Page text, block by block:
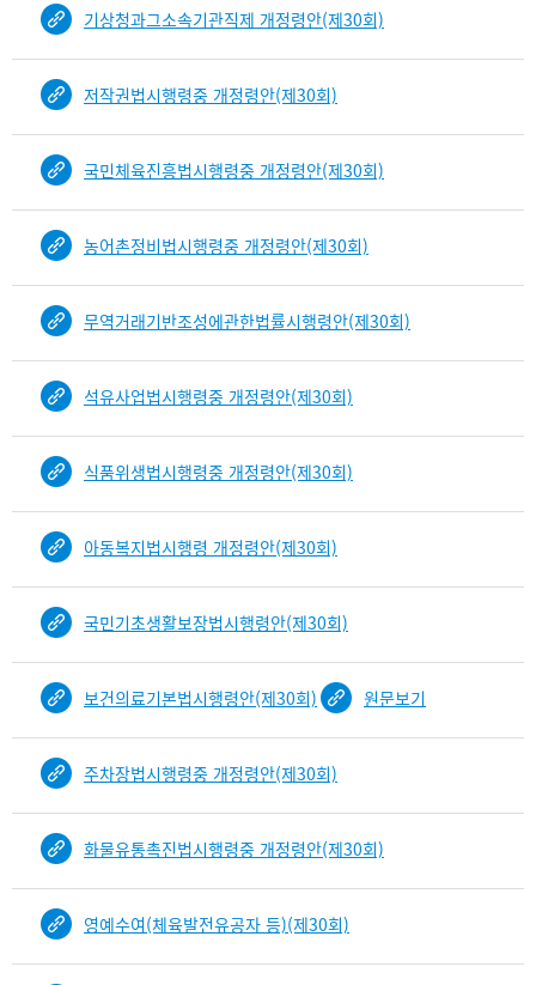
e
i
분
기상청과그소속기관직제 개정령안(제30회)
저작권법시행령중 개정령안(제30회)
국민체육진흥법시행령중 개정령안(제30회)
농어촌정비법시행령중 개정령안(제30회)
무역거래기반조성에관한법률시행령안(제30회)
석유사업법시행령중 개정령안(제30회)
식품위생법시행령중 개정령안(제30회)
아동복지법시행령 개정령안(제30회)
국민기초생활보장법시행령안(제30회)
보건의료기본법시행령안(제30회) 원문보기
주차장법시행령중 개정령안(제30회)
화물유통촉진법시행령중 개정령안(제30회)
영예수여(체육발전유공자 등)(제30회)